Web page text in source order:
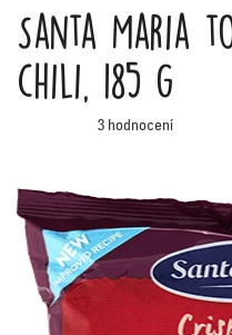
Santa Maria
chili, 185 g
Průměrné
hodnocení
hvězdiček.
3 hodnocení